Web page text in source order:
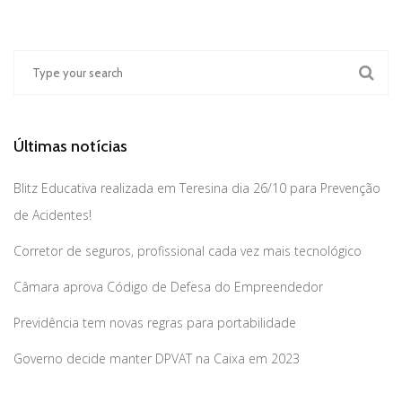
Últimas notícias
Blitz Educativa realizada em Teresina dia 26/10 para Prevenção
de Acidentes!
Corretor de seguros, profissional cada vez mais tecnológico
Câmara aprova Código de Defesa do Empreendedor
Previdência tem novas regras para portabilidade
Governo decide manter DPVAT na Caixa em 2023